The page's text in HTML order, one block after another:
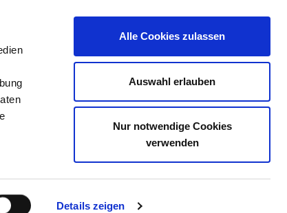
Details zeigen
Alle Cookies zulassen
Auswahl erlauben
Nur notwendige Cookies
verwenden
KONTAKT IHRE MEINUNG
Anfahrt
vitos-herborn